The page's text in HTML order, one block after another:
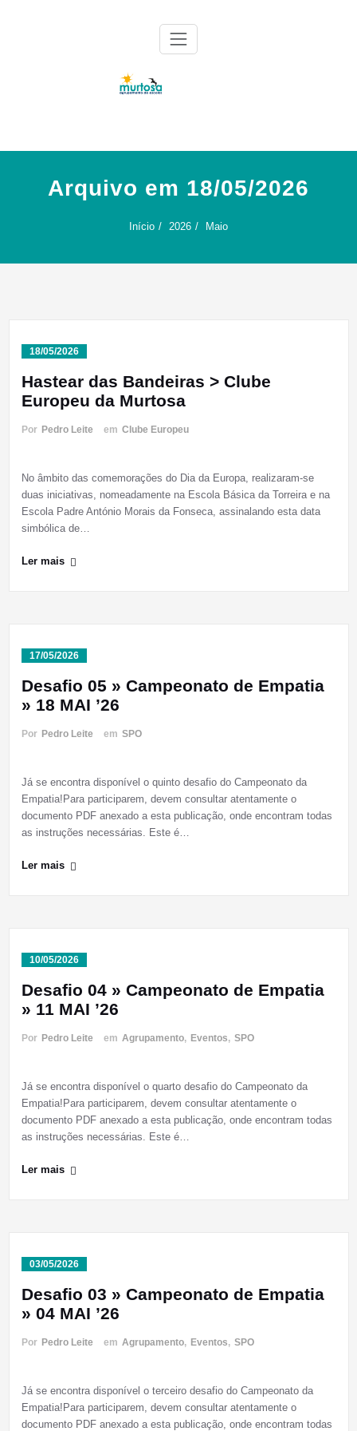
Arquivo em 18/05/2026
Início 2026 Maio
18/05/2026
Hastear das Bandeiras > Clube
Europeu da Murtosa
Por Pedro Leite em Clube Europeu
No âmbito das comemorações do Dia da Europa, realizaram-se
duas iniciativas, nomeadamente na Escola Básica da Torreira e na
Escola Padre António Morais da Fonseca, assinalando esta data
simbólica de…
Ler mais
17/05/2026
Desafio 05 » Campeonato de Empatia
» 18 MAI ’26
Por Pedro Leite em SPO
Já se encontra disponível o quinto desafio do Campeonato da
Empatia!Para participarem, devem consultar atentamente o
documento PDF anexado a esta publicação, onde encontram todas
as instruções necessárias. Este é…
Ler mais
10/05/2026
Desafio 04 » Campeonato de Empatia
» 11 MAI ’26
Por Pedro Leite em Agrupamento, Eventos, SPO
Já se encontra disponível o quarto desafio do Campeonato da
Empatia!Para participarem, devem consultar atentamente o
documento PDF anexado a esta publicação, onde encontram todas
as instruções necessárias. Este é…
Ler mais
03/05/2026
Desafio 03 » Campeonato de Empatia
» 04 MAI ’26
Por Pedro Leite em Agrupamento, Eventos, SPO
Já se encontra disponível o terceiro desafio do Campeonato da
Empatia!Para participarem, devem consultar atentamente o
documento PDF anexado a esta publicação, onde encontram todas